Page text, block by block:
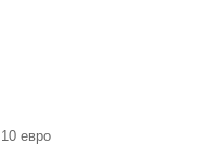
10 евро